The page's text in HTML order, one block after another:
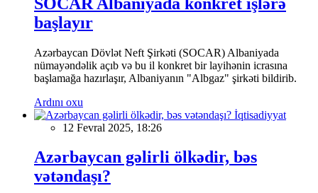
başlayır
Azərbaycan Dövlət Neft Şirkəti (SOCAR) Albaniyada
nümayəndəlik açıb və bu il konkret bir layihənin icrasına
başlamağa hazırlaşır, Albaniyanın "Albgaz" şirkəti bildirib.
Ardını oxu
İqtisadiyyat
12 Fevral 2025, 18:26
Azərbaycan gəlirli ölkədir, bəs
vətəndaşı?